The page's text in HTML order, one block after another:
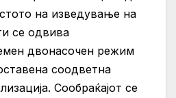
на изведување на
се одвива
двонасочен режим
соодветна
Сообраќајот се